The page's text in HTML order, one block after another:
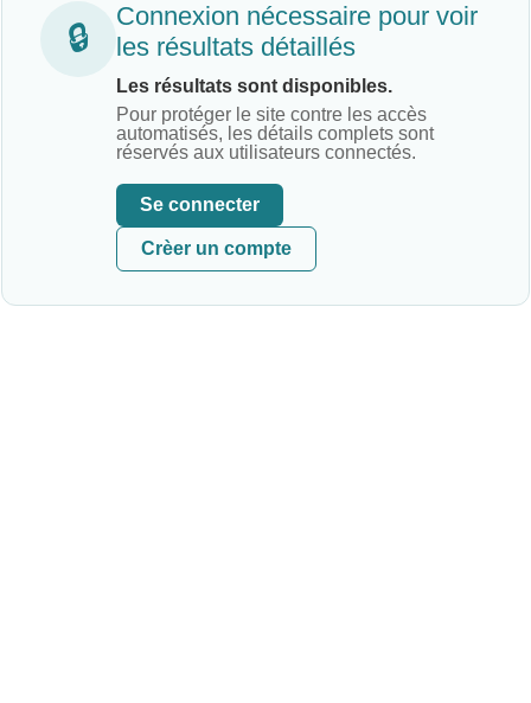
🔒
Connexion nécessaire pour voir
les résultats détaillés
Les résultats sont disponibles.
Pour protéger le site contre les accès
automatisés, les détails complets sont
réservés aux utilisateurs connectés.
Se connecter
Crèer un compte